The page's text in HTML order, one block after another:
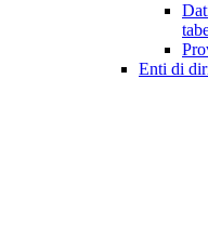
Enti di